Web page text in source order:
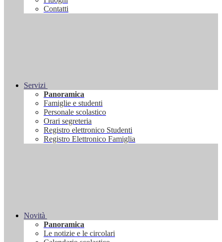
Contatti
Servizi
Panoramica
Famiglie e studenti
Personale scolastico
Orari segreteria
Registro elettronico Studenti
Registro Elettronico Famiglia
Novità
Panoramica
Le notizie e le circolari